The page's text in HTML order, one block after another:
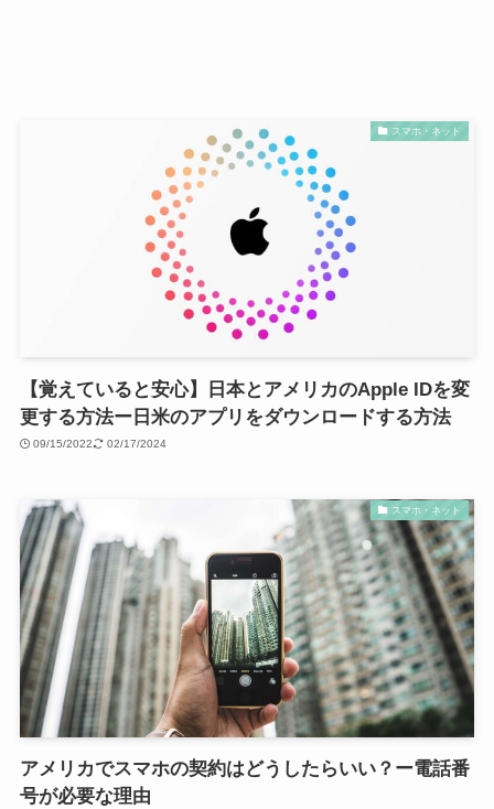
スマホ・ネット
【覚えていると安心】日本とアメリカのApple IDを変
更する方法ー日米のアプリをダウンロードする方法
09/15/2022 02/17/2024
スマホ・ネット
アメリカでスマホの契約はどうしたらいい？ー電話番
号が必要な理由